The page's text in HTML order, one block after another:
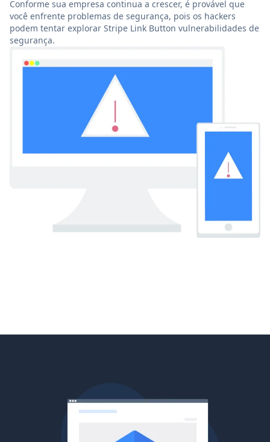
Conforme sua empresa continua a crescer, é provável que
você enfrente problemas de segurança, pois os hackers
podem tentar explorar Stripe Link Button vulnerabilidades de
segurança.